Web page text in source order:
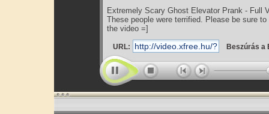
Extremely Scary Ghost Elevator Prank - Full
These people were terrified. Please be sure
the video =]
URL: Beszúrás a